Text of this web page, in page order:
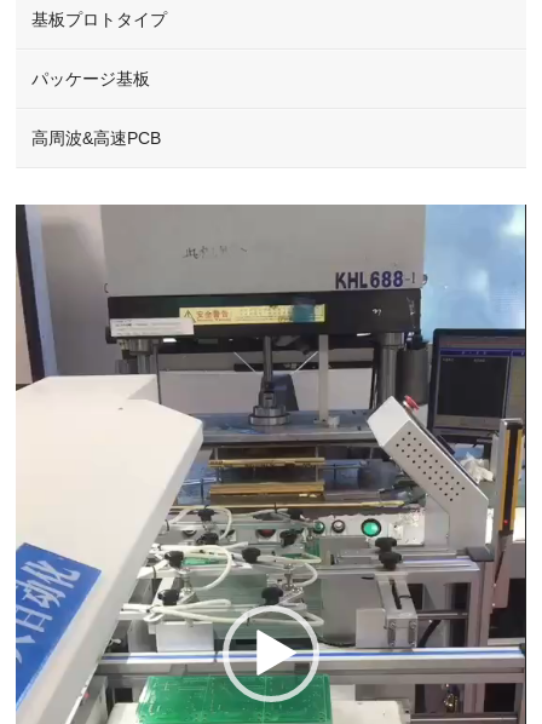
基板プロトタイプ
パッケージ基板
高周波&高速PCB
Video
Player